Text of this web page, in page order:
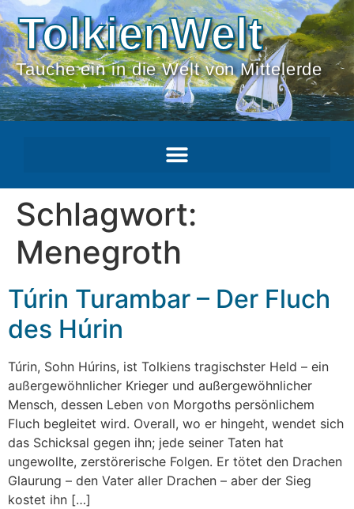
TolkienWelt
Tauche ein in die Welt von Mittelerde
Schlagwort:
Menegroth
Túrin Turambar – Der Fluch
des Húrin
Túrin, Sohn Húrins, ist Tolkiens tragischster Held – ein
außergewöhnlicher Krieger und außergewöhnlicher
Mensch, dessen Leben von Morgoths persönlichem
Fluch begleitet wird. Overall, wo er hingeht, wendet sich
das Schicksal gegen ihn; jede seiner Taten hat
ungewollte, zerstörerische Folgen. Er tötet den Drachen
Glaurung – den Vater aller Drachen – aber der Sieg
kostet ihn […]